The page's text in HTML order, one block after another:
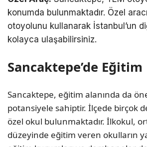
konumda bulunmaktadır. Özel
otoyolunu kullanarak İstanbul’un
kolayca ulaşabilirsiniz.
Sancaktepe’de Eğitim
Sancaktepe, eğitim alanında da
potansiyele sahiptir. İlçede birçok
özel okul bulunmaktadır. İlkokul,
düzeyinde eğitim veren okulların